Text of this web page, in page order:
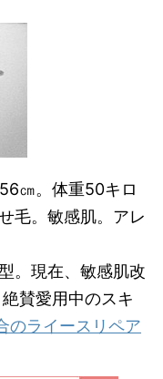
㎝。体重50キロ
毛。敏感肌。アレ
。現在、敏感肌改
賛愛用中のスキ
のライースリペア